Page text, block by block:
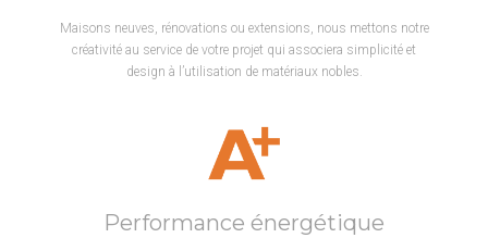
Maisons neuves, rénovations ou extensions, nous mettons notre
créativité au service de votre projet qui associera simplicité et
design à l’utilisation de matériaux nobles.
Performance énergétique